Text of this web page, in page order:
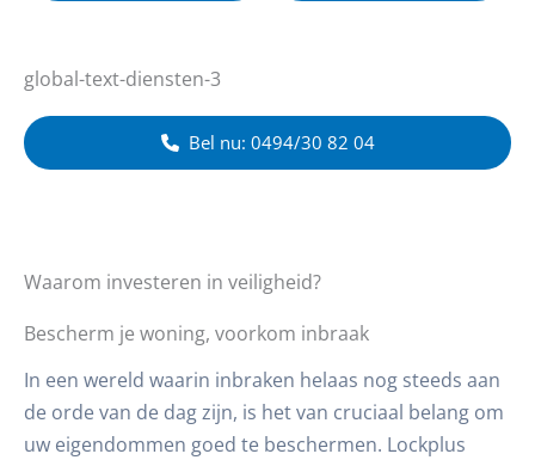
global-text-diensten-3
Bel nu: 0494/30 82 04
Waarom investeren in veiligheid?
Bescherm je woning, voorkom inbraak
In een wereld waarin inbraken helaas nog steeds aan
de orde van de dag zijn, is het van cruciaal belang om
uw eigendommen goed te beschermen. Lockplus